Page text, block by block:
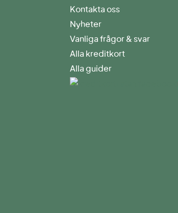
Kontakta oss
Nyheter
Vanliga frågor & svar
Alla kreditkort
Alla guider